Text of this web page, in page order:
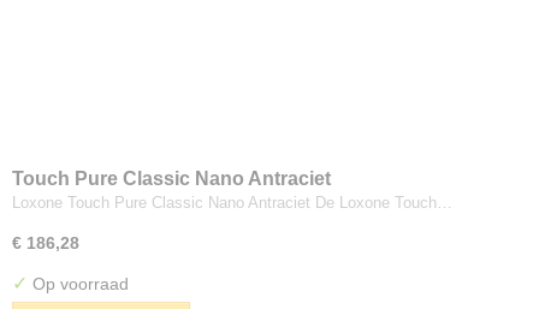
Touch Pure Classic Nano Antraciet
Loxone Touch Pure Classic Nano Antraciet De Loxone Touch…
€ 186,28
✓ Op voorraad